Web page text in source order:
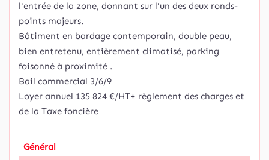
l'entrée de la zone, donnant sur l'un des deux ronds-
points majeurs.
Bâtiment en bardage contemporain, double peau,
bien entretenu, entièrement climatisé, parking
foisonné à proximité .
Bail commercial 3/6/9
Loyer annuel 135 824 €/HT+ règlement des charges et
de la Taxe foncière
Général